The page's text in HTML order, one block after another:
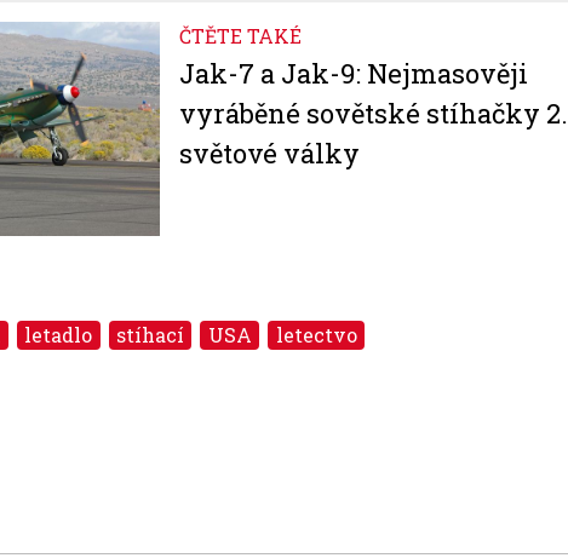
ČTĚTE TAKÉ
Jak-7 a Jak-9: Nejmasověji
vyráběné sovětské stíhačky 2.
světové války
letadlo stíhací USA letectvo